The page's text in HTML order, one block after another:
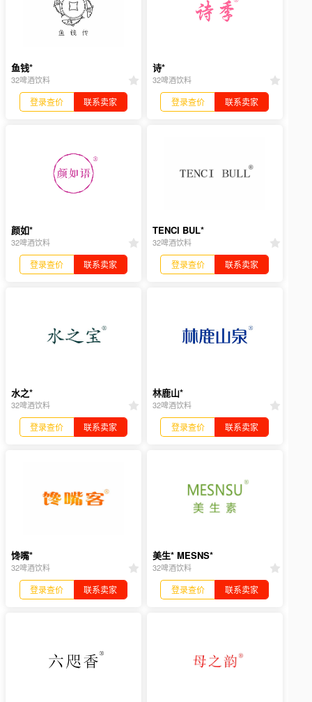
鱼钱*
32啤酒饮料
登录查价 联系卖家
诗*
32啤酒饮料
登录查价 联系卖家
颜如*
32啤酒饮料
登录查价 联系卖家
TENCI BUL*
32啤酒饮料
登录查价 联系卖家
水之*
32啤酒饮料
登录查价 联系卖家
林鹿山*
32啤酒饮料
登录查价 联系卖家
馋嘴*
32啤酒饮料
登录查价 联系卖家
美生* MESNS*
32啤酒饮料
登录查价 联系卖家